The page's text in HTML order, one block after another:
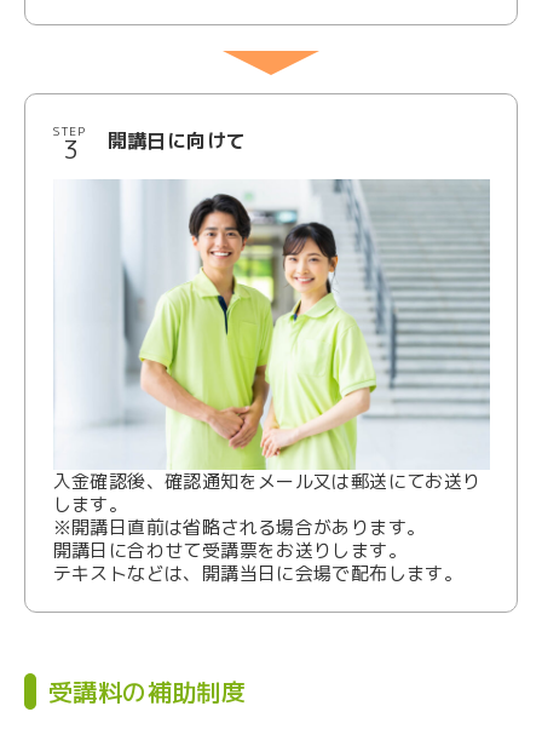
STEP 開講日に向けて
入金確認後、確認通知をメール又は郵送にてお送り
します。
※開講日直前は省略される場合があります。
開講日に合わせて受講票をお送りします。
テキストなどは、開講当日に会場で配布します。
受講料の補助制度